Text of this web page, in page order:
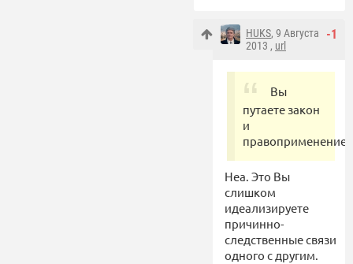
-1
HUKS, 9 Августа
2013 , url
Вы
путаете закон
и
правоприменение.
Неа. Это Вы
слишком
идеализируете
причинно-
следственные связи
одного с другим.